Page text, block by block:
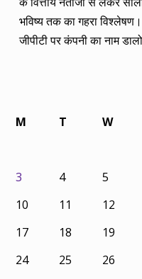
भविष्य तक का गहरा
जीपीटी पर कंपनी का नाम
M
T W
3
4 5
10
11 12
17
18 19
24
25 26